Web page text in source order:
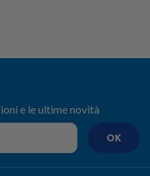
e le ultime novità
OK